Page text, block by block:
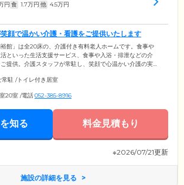
円 食 1.7万円 他 4.5万円
顔で温かい介護・看護をご提供いたします
裕館」は全20床の、介護付き有料老人ホームです。食事や
といった生活支援サービス、食事や入浴・排泄などの介
提供。介護スタッフが常駐し、笑顔で心温かい介護の実
といった定期的なバイタル測定のほか、日々の生活のご
ており、月2回の往診などを実施しています。ご入居様の
の早期発見、治療にも迅速に対応できる体制です。ま
ださい。
駐 /トイレ付き居室
20室 /電話052-385-8916
知る 料金見積もり
※2026/07/21更新
施設の詳細を見る